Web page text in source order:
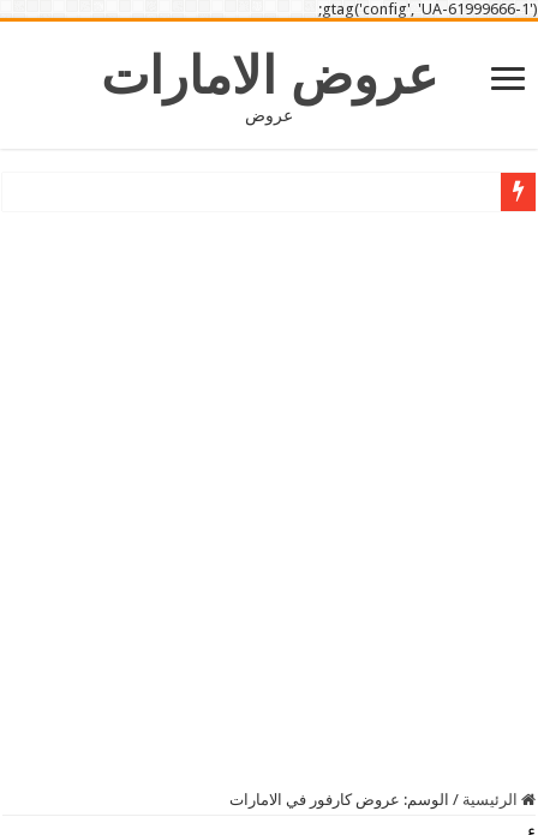
gtag('config', 'UA-61999666-1');
عروض الامارات
عروض
الرئيسية / الوسم: عروض كارفور في الامارات